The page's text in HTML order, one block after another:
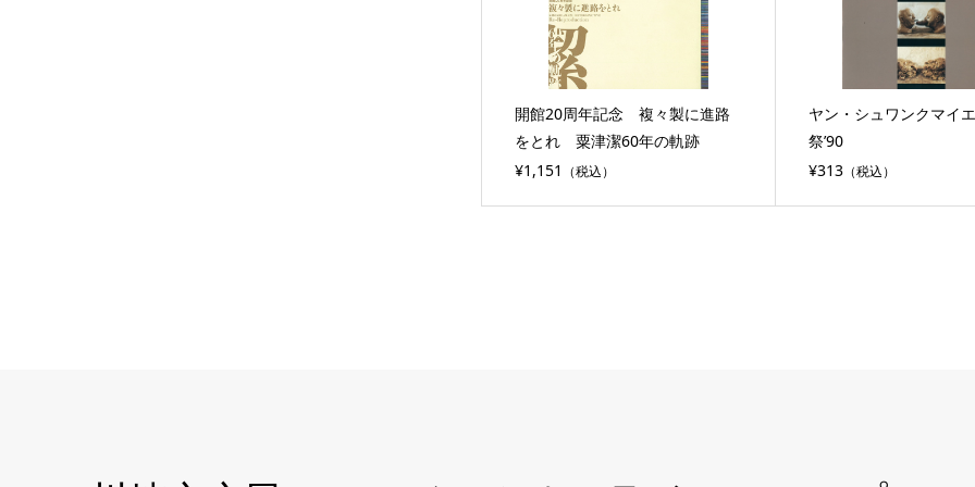
開館20周年記念 複々製に進路
をとれ 粟津潔60年の軌跡
¥1,151 （税込）
ヤン・シュワンクマイ
祭’90
¥313（税込）